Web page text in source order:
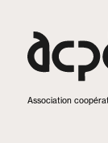
Association